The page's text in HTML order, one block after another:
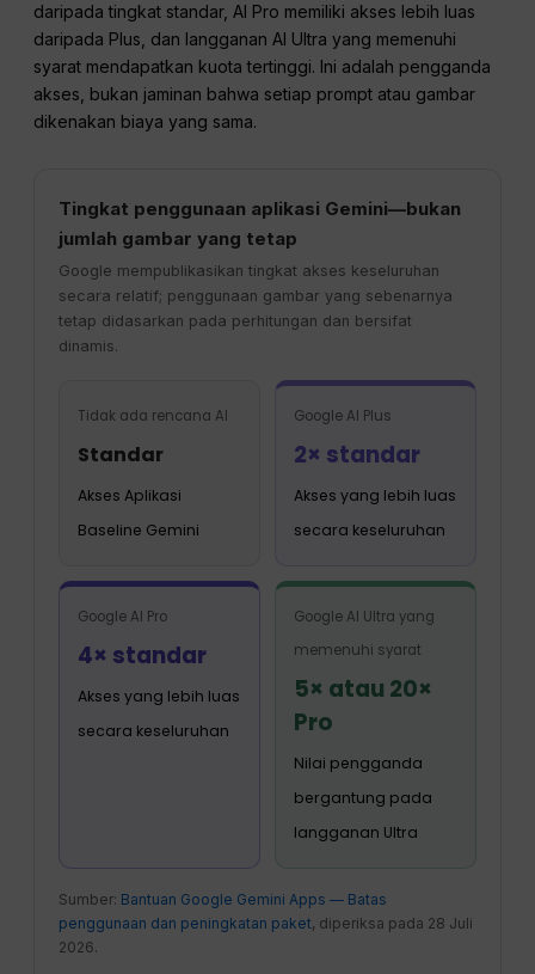
daripada tingkat standar, AI Pro memiliki akses lebih luas
daripada Plus, dan langganan AI Ultra yang memenuhi
syarat mendapatkan kuota tertinggi. Ini adalah pengganda
akses, bukan jaminan bahwa setiap prompt atau gambar
dikenakan biaya yang sama.
Tingkat penggunaan aplikasi Gemini—bukan
jumlah gambar yang tetap
Google mempublikasikan tingkat akses keseluruhan
secara relatif; penggunaan gambar yang sebenarnya
tetap didasarkan pada perhitungan dan bersifat
dinamis.
Tidak ada rencana AI
Standar
Akses Aplikasi
Baseline Gemini
Google AI Plus
2× standar
Akses yang lebih luas
secara keseluruhan
Google AI Pro
4× standar
Akses yang lebih luas
secara keseluruhan
Google AI Ultra yang
memenuhi syarat
5× atau 20×
Pro
Nilai pengganda
bergantung pada
langganan Ultra
Sumber: Bantuan Google Gemini Apps — Batas
penggunaan dan peningkatan paket, diperiksa pada 28 Juli
2026.